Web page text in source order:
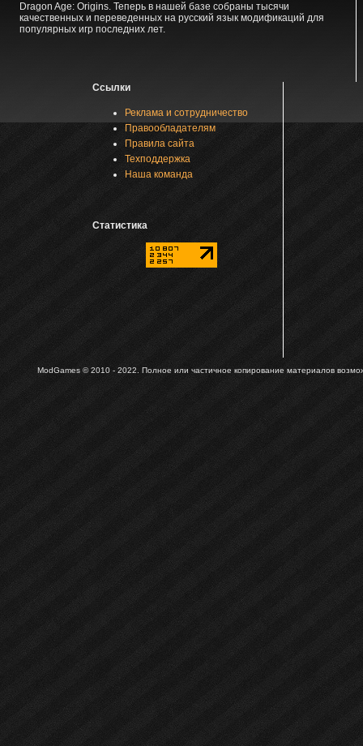
Dragon Age: Origins. Теперь в нашей базе собраны тысячи
качественных и переведенных на русский язык модификаций для
популярных игр последних лет.
Ссылки
Реклама и сотрудничество
Правообладателям
Правила сайта
Техподдержка
Наша команда
Статистика
ModGames © 2010 - 2022. Полное или частичное копирование материалов